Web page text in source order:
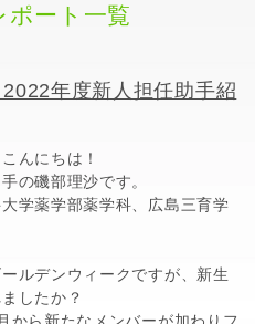
ポート一覧
2022年度新人担任助手紹
んにちは！
の磯部理沙です。
大学薬学部薬学科、広島三育学
ルデンウィークですが、新生
したか？
から新たなメンバーが加わりフ